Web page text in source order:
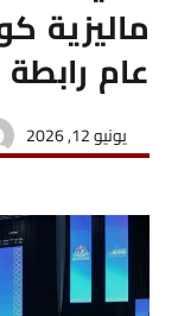
ماليزية
عام
يونيو 12, 2026